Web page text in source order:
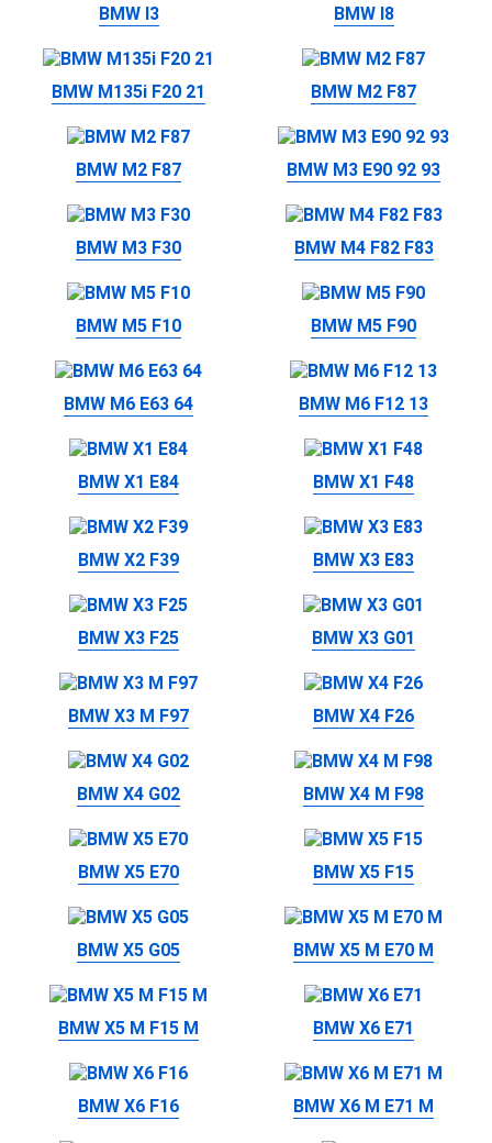
BMW I3 BMW I8
BMW M135i F20 21 BMW M2 F87
BMW M2 F87 BMW M3 E90 92 93
BMW M3 F30 BMW M4 F82 F83
BMW M5 F10 BMW M5 F90
BMW M6 E63 64 BMW M6 F12 13
BMW X1 E84 BMW X1 F48
BMW X2 F39 BMW X3 E83
BMW X3 F25 BMW X3 G01
BMW X3 M F97 BMW X4 F26
BMW X4 G02 BMW X4 M F98
BMW X5 E70 BMW X5 F15
BMW X5 G05 BMW X5 M E70 M
BMW X5 M F15 M BMW X6 E71
BMW X6 F16 BMW X6 M E71 M